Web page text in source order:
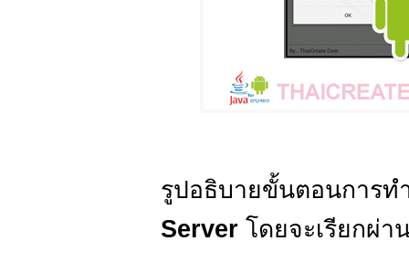
รูปอธิบายขั้นตอนการท
Server โดยจะเรียกผ่า